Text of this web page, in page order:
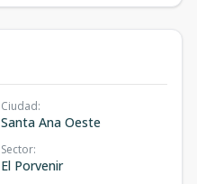
Ciudad:
Santa Ana Oeste
Sector:
El Porvenir